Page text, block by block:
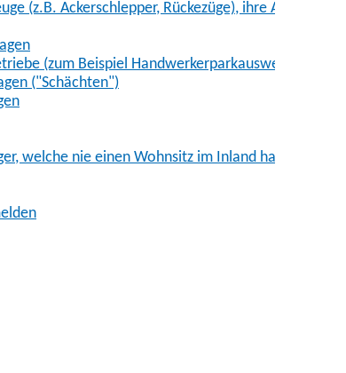
(z.B. Ackerschlepper, Rückezüge), ihre Anhänger,
(zum Beispiel Handwerkerparkausweis)
("Schächten")
welche nie einen Wohnsitz im Inland hatten